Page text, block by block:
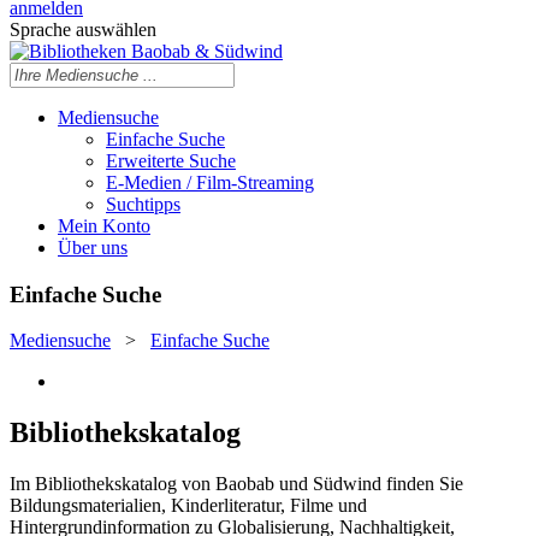
anmelden
Sprache auswählen
Mediensuche
Einfache Suche
Erweiterte Suche
E-Medien / Film-Streaming
Suchtipps
Mein Konto
Über uns
Einfache Suche
Mediensuche > Einfache Suche
Bibliothekskatalog
Im Bibliothekskatalog von Baobab und Südwind finden Sie
Bildungsmaterialien, Kinderliteratur, Filme und
Hintergrundinformation zu Globalisierung, Nachhaltigkeit,